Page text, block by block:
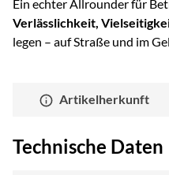
Ein echter Allrounder für
Verlässlichkeit,
legen – auf Straße und im
Artikelherkunft
Technische Daten